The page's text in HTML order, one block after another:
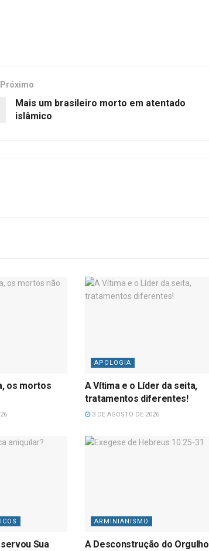
Próximo
Mais um brasileiro morto em atentado
islâmico
os mortos
APOLOGIA
A Vítima e o Líder da seita,
tratamentos diferentes!
3 DE AGOSTO DE 2026
Sua
ARMINIANISMO
A Desconstrução do Orgulho